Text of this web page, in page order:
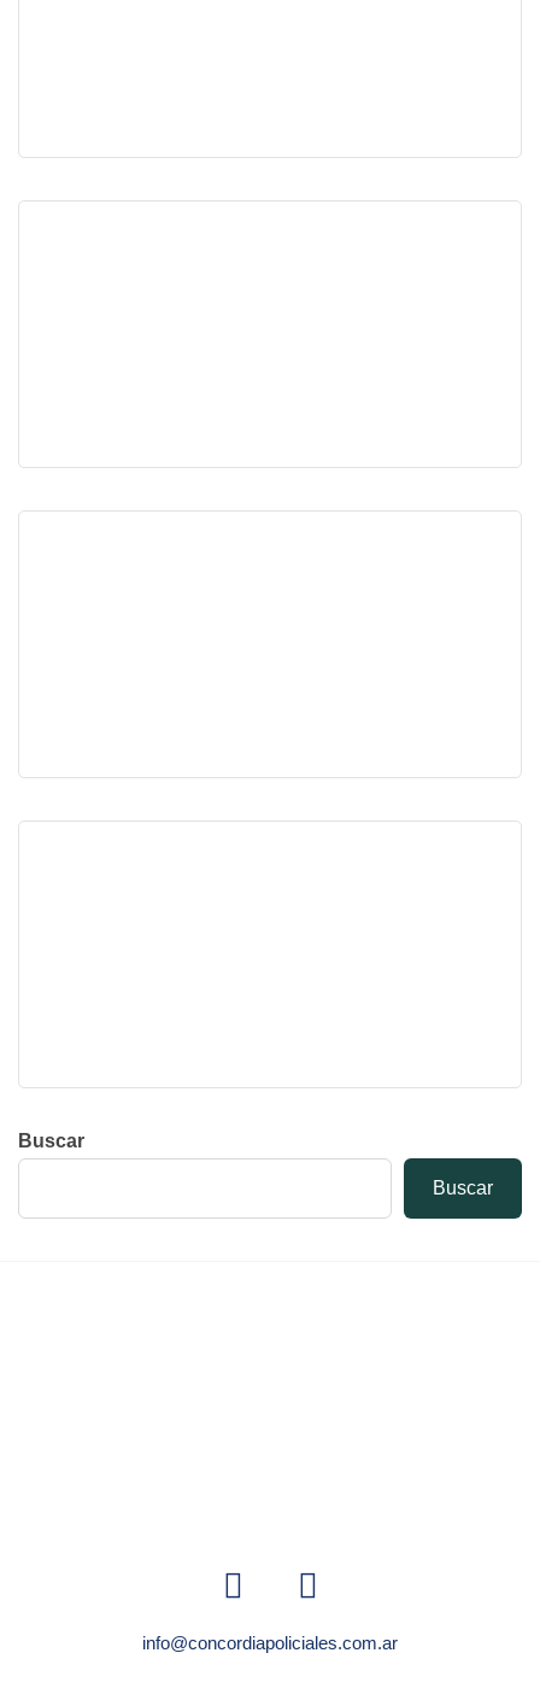
Buscar
Buscar
info@concordiapoliciales.com.ar